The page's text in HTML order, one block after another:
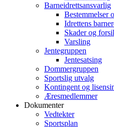
Barneidrettsansvarlig
Bestemmelser
Idrettens
Skader og
Varsling
Jentegruppen
Jentesatsing
Dommergruppen
Sportslig utvalg
Kontingent og
Æresmedlemmer
Dokumenter
Vedtekter
Sportsplan